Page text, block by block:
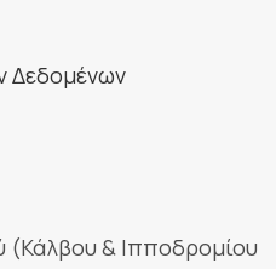
Δεδομένων
(Κάλβου & Ιπποδρομίου